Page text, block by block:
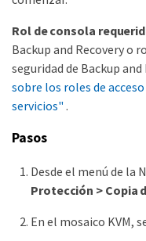
Rol de consola
Backup and Recovery o
seguridad de Backup and
sobre los roles de
servicios" .
Pasos
Desde el menú de la
Protección > Copia
En el mosaico KVM,